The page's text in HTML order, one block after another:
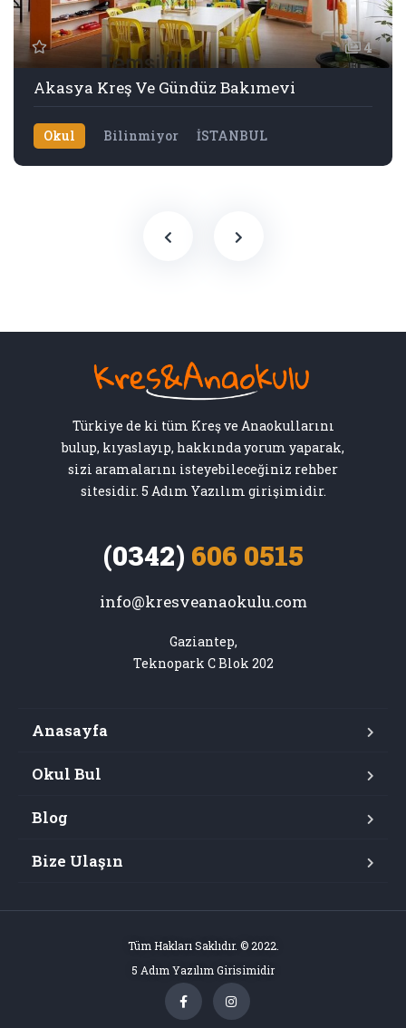
4
Akasya Kreş Ve Gündüz Bakımevi
Okul Bilinmiyor İSTANBUL
Türkiye de ki tüm Kreş ve Anaokullarını
bulup, kıyaslayıp, hakkında yorum yaparak,
sizi aramalarını isteyebileceğiniz rehber
sitesidir. 5 Adım Yazılım girişimidir.
(0342) 606 0515
info@kresveanaokulu.com
Gaziantep,
Teknopark C Blok 202
Anasayfa
Okul Bul
Blog
Bize Ulaşın
Tüm Hakları Saklıdır. © 2022.
5 Adım Yazılım Girisimidir